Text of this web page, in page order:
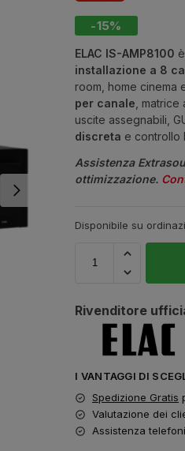
-15%
ELAC IS-AMP8100
installazione a 8
room, home cinema
per canale ,
uscite assegnabili,
discreta e controllo
Assistenza
ottimizzazione.
Disponibile su
Rivenditore
I VANTAGGI DI
Spedizione Gratis
Valutazione dei
Assistenza